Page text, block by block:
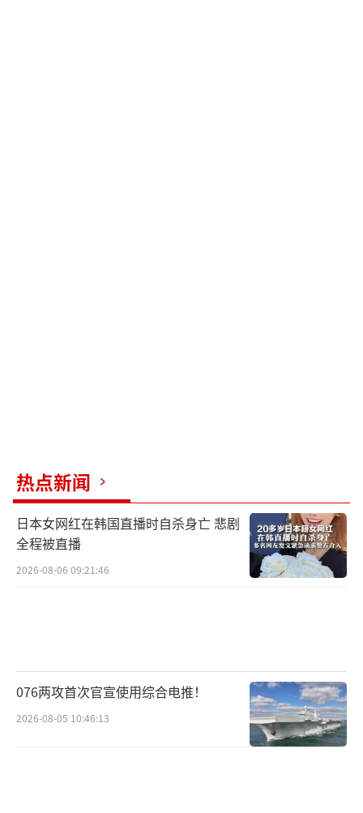
热点新闻
日本女网红在韩国直播时自杀身亡 悲剧
全程被直播
2026-08-06 09:21:46
076两攻首次官宣使用综合电推！
2026-08-05 10:46:13